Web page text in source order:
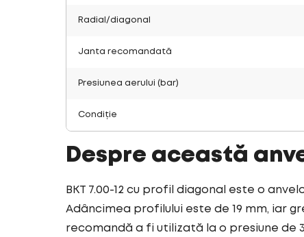
Radial/diagonal
Janta recomandată
Presiunea aerului (bar)
Condiție
Despre această
BKT 7.00-12 cu profil diagonal este o
Adâncimea profilului este de 19 mm, iar
recomandă a fi utilizată la o presiune de